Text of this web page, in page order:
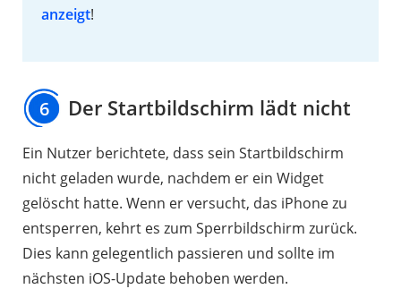
anzeigt!
6 Der Startbildschirm lädt nicht
Ein Nutzer berichtete, dass sein Startbildschirm
nicht geladen wurde, nachdem er ein Widget
gelöscht hatte. Wenn er versucht, das iPhone zu
entsperren, kehrt es zum Sperrbildschirm zurück.
Dies kann gelegentlich passieren und sollte im
nächsten iOS-Update behoben werden.